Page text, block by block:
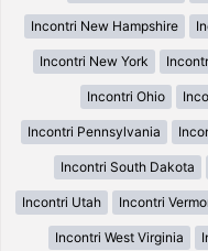
Incontri New Hampshire
Incontri New York
Incontri Ohio
Incontri Pennsylvania
Incontri South Dakota
Incontri Utah Incontri
Incontri West Virginia